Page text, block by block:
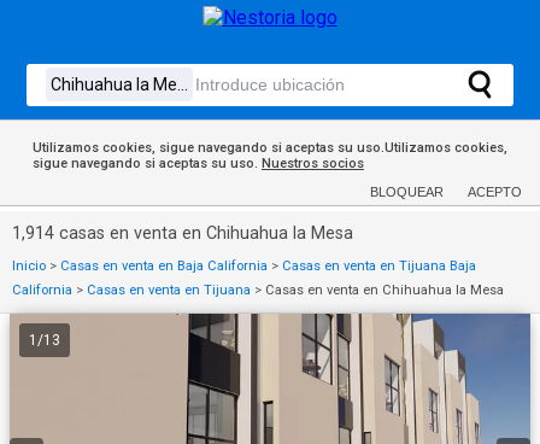
Utilizamos cookies, sigue navegando si aceptas su uso.Utilizamos cookies,
sigue navegando si aceptas su uso. Nuestros socios
BLOQUEAR ACEPTO
1,914 casas en venta en Chihuahua la Mesa
Inicio > Casas en venta en Baja California > Casas en venta en Tijuana Baja
California > Casas en venta en Tijuana > Casas en venta en Chihuahua la Mesa
1 /13